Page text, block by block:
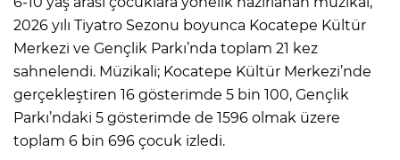
2026 yılı Tiyatro Sezonu boyunca Kocatepe Kültür
Merkezi ve Gençlik Parkı’nda toplam 21 kez
sahnelendi. Müzikali; Kocatepe Kültür Merkezi’nde
gerçekleştiren 16 gösterimde 5 bin 100, Gençlik
Parkı’ndaki 5 gösterimde de 1596 olmak üzere
toplam 6 bin 696 çocuk izledi.